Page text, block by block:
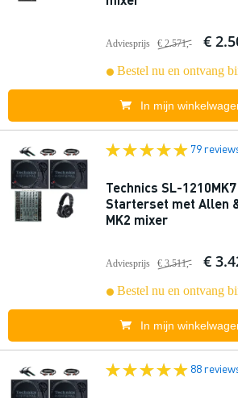
Adviesprijs € 2.571,- €
Bestel nu en ontvang
In mijn
79
Technics SL-
Starterset met Allen
MK2 mixer
Adviesprijs € 3.511,- €
Bestel nu en ontvang
In mijn
88